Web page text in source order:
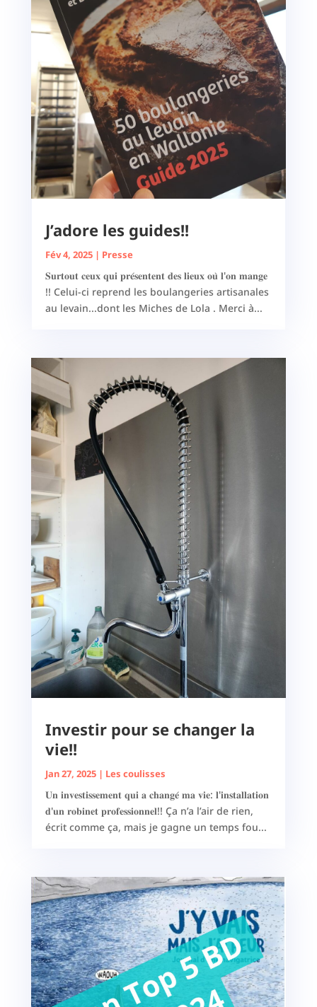
J’adore les guides!!
Fév 4, 2025| Presse
𝐒𝐮𝐫𝐭𝐨𝐮𝐭 𝐜𝐞𝐮𝐱 𝐪𝐮𝐢 𝐩𝐫𝐞́𝐬𝐞𝐧𝐭𝐞𝐧𝐭 𝐝𝐞𝐬 𝐥𝐢𝐞𝐮𝐱 𝐨𝐮̀ 𝐥'𝐨𝐧 𝐦𝐚𝐧𝐠𝐞
!! Celui-ci reprend les boulangeries artisanales
au levain...dont les Miches de Lola . Merci à...
Investir pour se changer la
vie!!
Jan 27, 2025| Les coulisses
𝐔𝐧 𝐢𝐧𝐯𝐞𝐬𝐭𝐢𝐬𝐬𝐞𝐦𝐞𝐧𝐭 𝐪𝐮𝐢 𝐚 𝐜𝐡𝐚𝐧𝐠𝐞́ 𝐦𝐚 𝐯𝐢𝐞: 𝐥'𝐢𝐧𝐬𝐭𝐚𝐥𝐥𝐚𝐭𝐢𝐨𝐧
𝐝'𝐮𝐧 𝐫𝐨𝐛𝐢𝐧𝐞𝐭 𝐩𝐫𝐨𝐟𝐞𝐬𝐬𝐢𝐨𝐧𝐧𝐞𝐥!! Ça n’a l’air de rien,
écrit comme ça, mais je gagne un temps fou...